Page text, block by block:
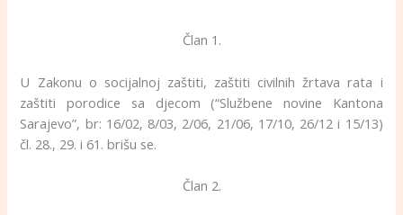
Član 1.
U Zakonu o socijalnoj zaštiti, zaštiti civilnih žrtava rata i
zaštiti porodice sa djecom (“Službene novine Kantona
Sarajevo”, br: 16/02, 8/03, 2/06, 21/06, 17/10, 26/12 i 15/13)
čl. 28., 29. i 61. brišu se.
Član 2.